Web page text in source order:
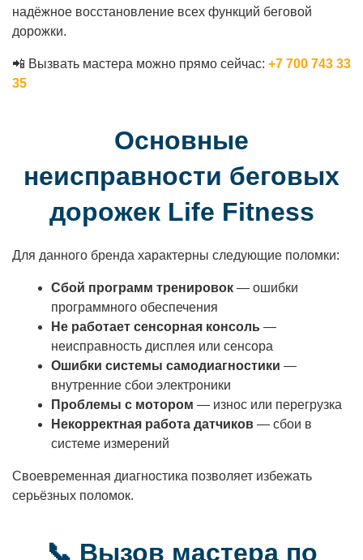
надёжное восстановление всех функций беговой
дорожки.
📲 Вызвать мастера можно прямо сейчас: +7 700 743 33
35
Основные
неисправности беговых
дорожек Life Fitness
Для данного бренда характерны следующие поломки:
Сбой программ тренировок — ошибки
программного обеспечения
Не работает сенсорная консоль —
неисправность дисплея или сенсора
Ошибки системы самодиагностики —
внутренние сбои электроники
Проблемы с мотором — износ или перегрузка
Некорректная работа датчиков — сбои в
системе измерений
Своевременная диагностика позволяет избежать
серьёзных поломок.
📞 Вызов мастера по